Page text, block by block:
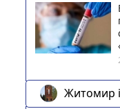
Житомир